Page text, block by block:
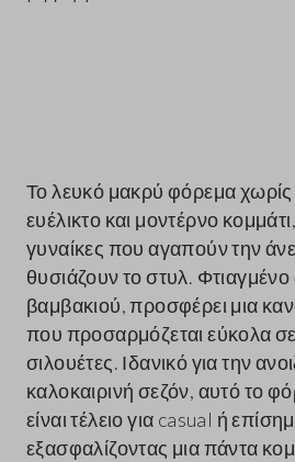
Το λευκό μακρύ φόρεμα χωρίς
ευέλικτο και μοντέρνο
γυναίκες που αγαπούν την
θυσιάζουν το στυλ.
βαμβακιού, προσφέρει μια
που προσαρμόζεται εύκολα σε
σιλουέτες. Ιδανικό για την
καλοκαιρινή σεζόν, αυτό το
είναι τέλειο για casual ή
εξασφαλίζοντας μια πάντα